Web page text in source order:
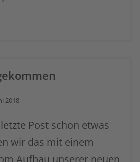
2018
Post schon etwas
wir das mit einem
Aufbau unserer neuen